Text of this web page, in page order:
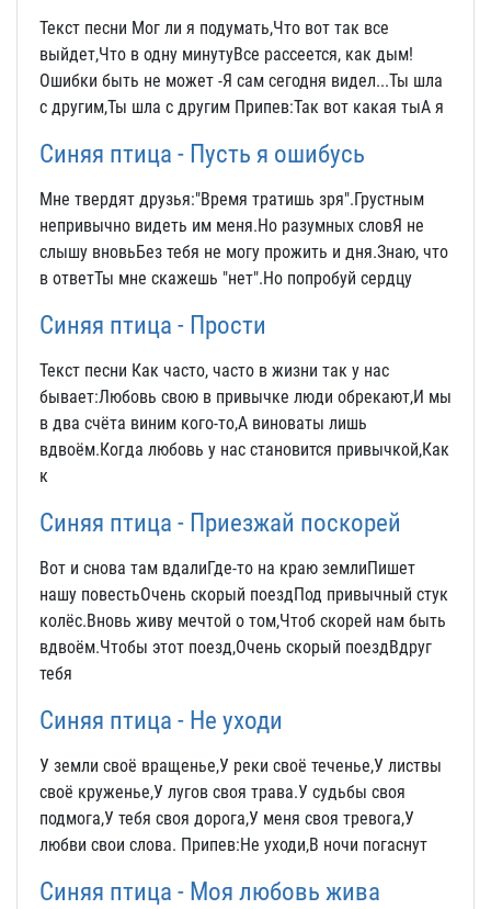
Текст песни Мог ли я подумать,Что вот так все
выйдет,Что в одну минутуВсе рассеется, как дым!
Ошибки быть не может -Я сам сегодня видел...Ты шла
с другим,Ты шла с другим Припев:Так вот какая тыА я
Синяя птица - Пусть я ошибусь
Мне твердят друзья:"Время тратишь зря".Грустным
непривычно видеть им меня.Но разумных словЯ не
слышу вновьБез тебя не могу прожить и дня.Знаю, что
в ответТы мне скажешь "нет".Но попробуй сердцу
Синяя птица - Прости
Текст песни Как часто, часто в жизни так у нас
бывает:Любовь свою в привычке люди обрекают,И мы
в два счёта виним кого-то,А виноваты лишь
вдвоём.Когда любовь у нас становится привычкой,Как
к
Синяя птица - Приезжай поскорей
Вот и снова там вдалиГде-то на краю землиПишет
нашу повестьОчень скорый поездПод привычный стук
колёс.Вновь живу мечтой о том,Чтоб скорей нам быть
вдвоём.Чтобы этот поезд,Очень скорый поездВдруг
тебя
Синяя птица - Не уходи
У земли своё вращенье,У реки своё теченье,У листвы
своё круженье,У лугов своя трава.У судьбы своя
подмога,У тебя своя дорога,У меня своя тревога,У
любви свои слова. Припев:Не уходи,В ночи погаснут
Синяя птица - Моя любовь жива